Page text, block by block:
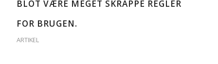
BLOT VÆRE MEGET SKRAPPE REGLER
FOR BRUGEN.
ARTIKEL